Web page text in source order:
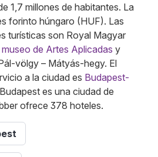
1,7 millones de habitantes. La
forinto húngaro (HUF). Las
turísticas son Royal Magyar
museo de Artes Aplicadas y
völgy – Mátyás-hegy. El
a la ciudad es Budapest-
es una ciudad de
ofrece 378 hoteles.